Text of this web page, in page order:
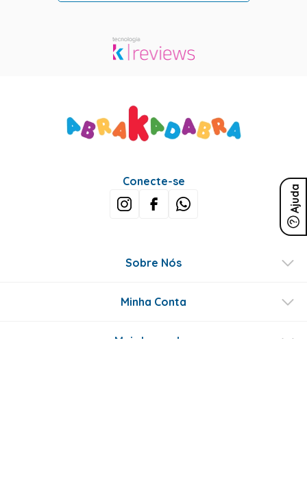
Ajuda
Conecte-se
Sobre Nós
Minha Conta
Mais buscados